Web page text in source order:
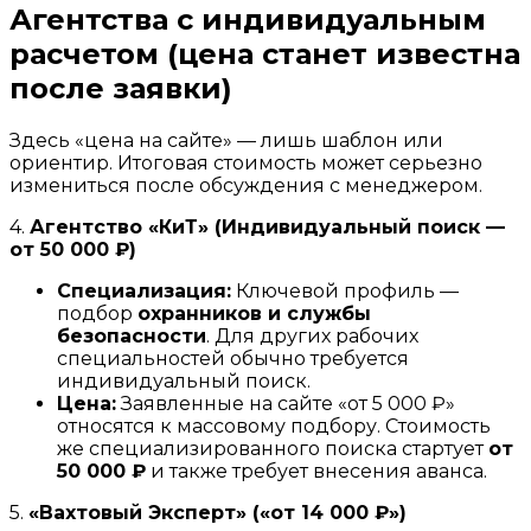
Агентства с индивидуальным
расчетом (цена станет известна
после заявки)
Здесь «цена на сайте» — лишь шаблон или
ориентир. Итоговая стоимость может серьезно
измениться после обсуждения с менеджером.
4. Агентство «КиТ» (Индивидуальный поиск —
от 50 000 ₽)
Специализация: Ключевой профиль —
подбор охранников и службы
безопасности. Для других рабочих
специальностей обычно требуется
индивидуальный поиск.
Цена:Заявленные на сайте «от 5 000 ₽»
относятся к массовому подбору. Стоимость
же специализированного поиска стартует от
50 000 ₽ и также требует внесения аванса.
5. «Вахтовый Эксперт» («от 14 000 ₽»)